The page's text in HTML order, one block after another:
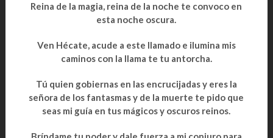
Reina de la magia, reina de la noche te convoco en
esta noche oscura.
Ven Hécate, acude a este llamado e ilumina mis
caminos con la llama te tu antorcha.
Tú quien gobiernas en las encrucijadas y eres la
señora de los fantasmas y de la muerte te pido que
seas mi guía en tus mágicos y oscuros reinos.